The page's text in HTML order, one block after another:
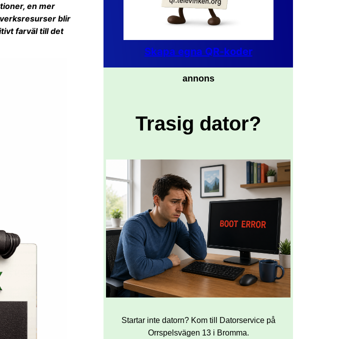
en mer
blir
farväl till det
Skapa egna QR-koder
annons
Trasig dator?
Startar inte datorn? Kom till Datorservice på
Orrspelsvägen 13 i Bromma.